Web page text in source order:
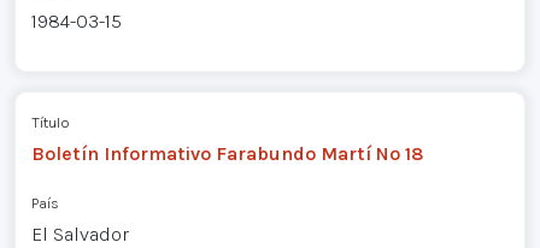
1984-03-15
Título
Boletín Informativo Farabundo Martí Nº 18
País
El Salvador